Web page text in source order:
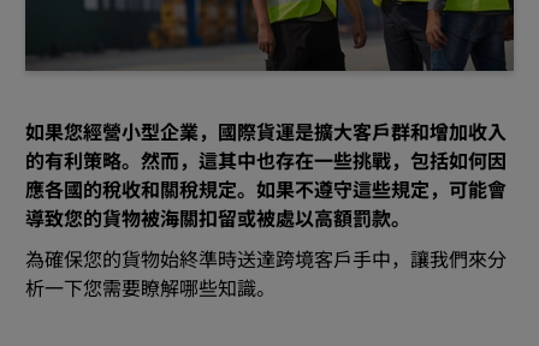
如果您經營小型企業，國際貨運是擴大客戶群和增加收入
的有利策略。然而，這其中也存在一些挑戰，包括如何因
應各國的稅收和關稅規定。如果不遵守這些規定，可能會
導致您的貨物被海關扣留或被處以高額罰款。
為確保您的貨物始終準時送達跨境客戶手中，讓我們來分
析一下您需要瞭解哪些知識。